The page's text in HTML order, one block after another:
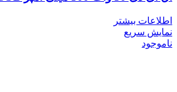
اطلاعات بیشتر
نمایش سریع
ناموجود